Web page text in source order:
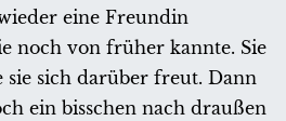
eine Freundin
noch von früher kannte. Sie
sie sich darüber freut. Dann
ein bisschen nach draußen